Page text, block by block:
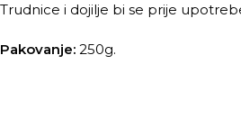
Trudnice i dojilje bi se prije
Pakovanje: 250g.